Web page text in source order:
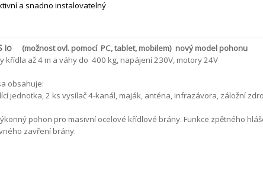
a snadno instalovatelný
io
(možnost ovl. pomocí PC, tablet, mobilem) nový model pohonu
křídla až 4 m a váhy do 400 kg, napájení 230V, motory 24V
obsahuje:
jednotka, 2 ks vysílač 4-kanál, maják, anténa, infrazávora, záložní
pohon pro masivní ocelové křídlové brány. Funkce zpětného
zavření brány.